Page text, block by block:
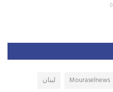
0
Mouraselnews
لبنان